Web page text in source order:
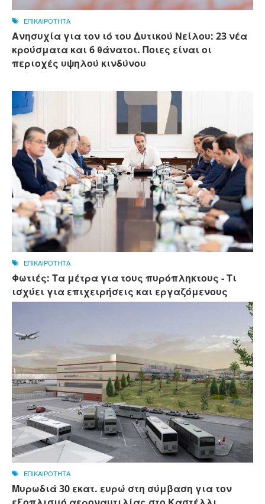
ΕΠΙΚΑΙΡΟΤΗΤΑ
Ανησυχία για τον ιό του Δυτικού Νείλου: 23 νέα
κρούσματα και 6 θάνατοι. Ποιες είναι οι
περιοχές υψηλού κινδύνου
ΕΠΙΚΑΙΡΟΤΗΤΑ
Φωτιές: Τα μέτρα για τους πυρόπληκτους - Τι
ισχύει για επιχειρήσεις και εργαζόμενους
ΕΠΙΚΑΙΡΟΤΗΤΑ
Μυρωδιά 30 εκατ. ευρώ στη σύμβαση για τον